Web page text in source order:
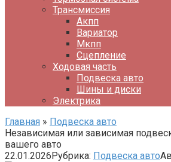
Трансмиссия
Акпп
Вариатор
Мкпп
Сцепление
Ходовая часть
Подвеска авто
Шины и диски
Электрика
Главная » Подвеска авто
Независимая или зависимая
вашего авто
22.01.2026Рубрика: Подвеска авто